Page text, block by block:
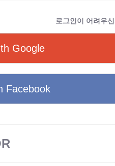
로그인이 어려우
Google
Facebook